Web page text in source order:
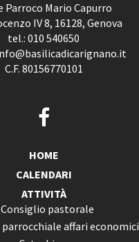
Parroco Mario Capurro
IV 8, 16128, Genova
tel.: 010 540650
C.F. 80156770101
HOME
CALENDARI
ATTIVITÀ
Consiglio pastorale
affari economici